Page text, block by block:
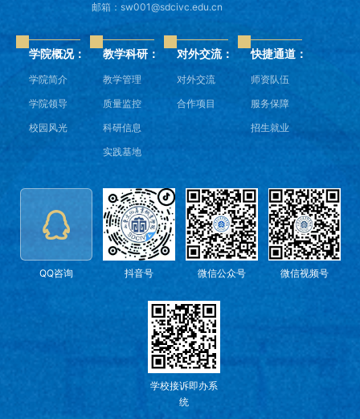
邮箱：sw001@sdcivc.edu.cn
学院概况：
学院简介
学院领导
校园风光
教学科研：
教学管理
质量监控
科研信息
实践基地
对外交流：
对外交流
合作项目
快捷通道：
师资队伍
服务保障
招生就业
QQ咨询 抖音号 微信公众号 微信视频号
学校接诉即办系
统